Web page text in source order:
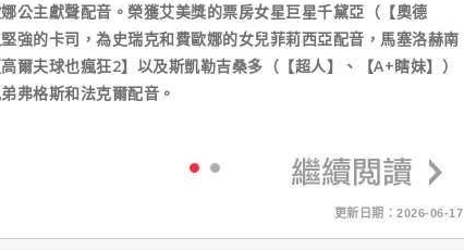
公主獻聲配音。榮獲艾美獎的票房女星巨星千黛亞（【奧德
強的卡司，為史瑞克和費歐娜的女兒菲莉西亞配音，馬塞洛赫南
爾夫球也瘋狂2】以及斯凱勒吉桑多（【超人】、【A+瞎妹】）
弗格斯和法克爾配音。
更新日期：2026-06-17